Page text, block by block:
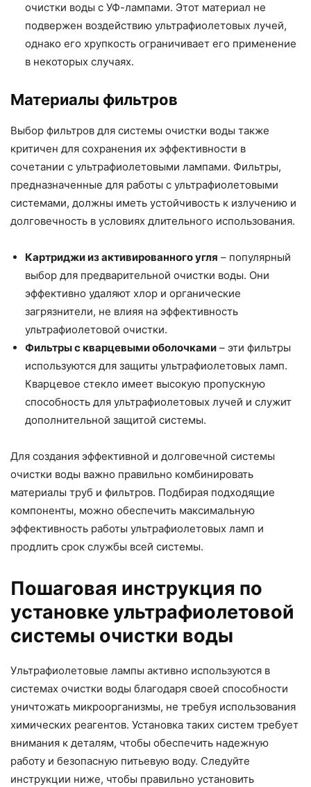
очистки воды с УФ-лампами. Этот материал не
подвержен воздействию ультрафиолетовых лучей,
однако его хрупкость ограничивает его применение
в некоторых случаях.
Материалы фильтров
Выбор фильтров для системы очистки воды также
критичен для сохранения их эффективности в
сочетании с ультрафиолетовыми лампами. Фильтры,
предназначенные для работы с ультрафиолетовыми
системами, должны иметь устойчивость к излучению и
долговечность в условиях длительного использования.
Картриджи из активированного угля – популярный
выбор для предварительной очистки воды. Они
эффективно удаляют хлор и органические
загрязнители, не влияя на эффективность
ультрафиолетовой очистки.
Фильтры с кварцевыми оболочками – эти фильтры
используются для защиты ультрафиолетовых ламп.
Кварцевое стекло имеет высокую пропускную
способность для ультрафиолетовых лучей и служит
дополнительной защитой системы.
Для создания эффективной и долговечной системы
очистки воды важно правильно комбинировать
материалы труб и фильтров. Подбирая подходящие
компоненты, можно обеспечить максимальную
эффективность работы ультрафиолетовых ламп и
продлить срок службы всей системы.
Пошаговая инструкция по
установке ультрафиолетовой
системы очистки воды
Ультрафиолетовые лампы активно используются в
системах очистки воды благодаря своей способности
уничтожать микроорганизмы, не требуя использования
химических реагентов. Установка таких систем требует
внимания к деталям, чтобы обеспечить надежную
работу и безопасную питьевую воду. Следуйте
инструкции ниже, чтобы правильно установить